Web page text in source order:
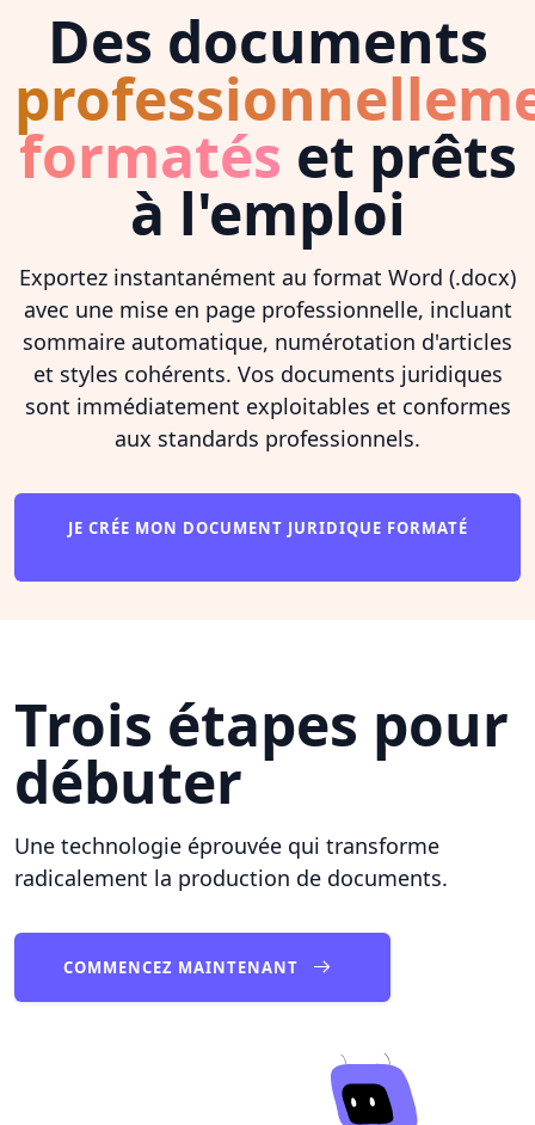
Des documents
formatés et prêts
à l'emploi
Exportez instantanément au format Word (.docx)
avec une mise en page professionnelle, incluant
sommaire automatique, numérotation d'articles
et styles cohérents. Vos documents juridiques
sont immédiatement exploitables et conformes
aux standards professionnels.
JE CRÉE MON DOCUMENT JURIDIQUE FORMATÉ
Trois étapes pour
débuter
Une technologie éprouvée qui transforme
radicalement la production de documents.
COMMENCEZ MAINTENANT